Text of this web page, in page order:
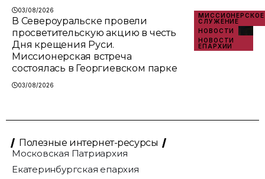
03/08/2026
МИССИОНЕРСКОЕ
СЛУЖЕНИЕ
НОВОСТИ
НОВОСТИ
ЕПАРХИИ
В Североуральске провели
просветительскую акцию в честь
Дня крещения Руси.
Миссионерская встреча
состоялась в Георгиевском парке
03/08/2026
Полезные интернет-ресурсы
Московская Патриархия
Екатеринбургская епархия